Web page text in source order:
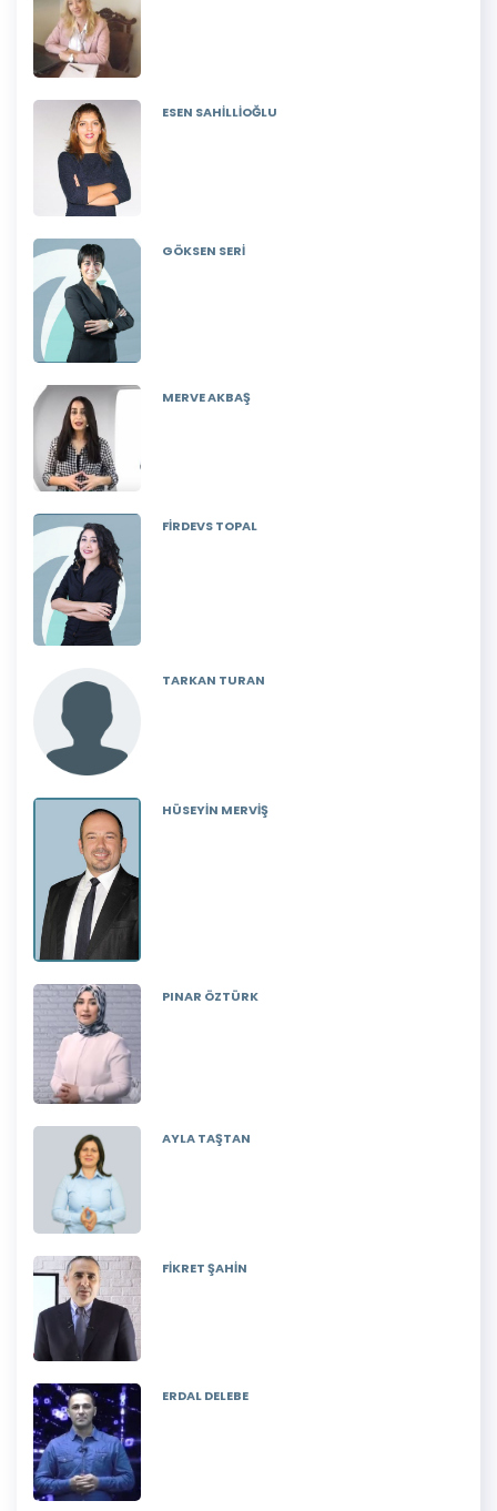
ESEN SAHİLLİOĞLU
GÖKSEN SERİ
MERVE AKBAŞ
FİRDEVS TOPAL
TARKAN TURAN
HÜSEYİN MERVİŞ
PINAR ÖZTÜRK
AYLA TAŞTAN
FİKRET ŞAHİN
ERDAL DELEBE